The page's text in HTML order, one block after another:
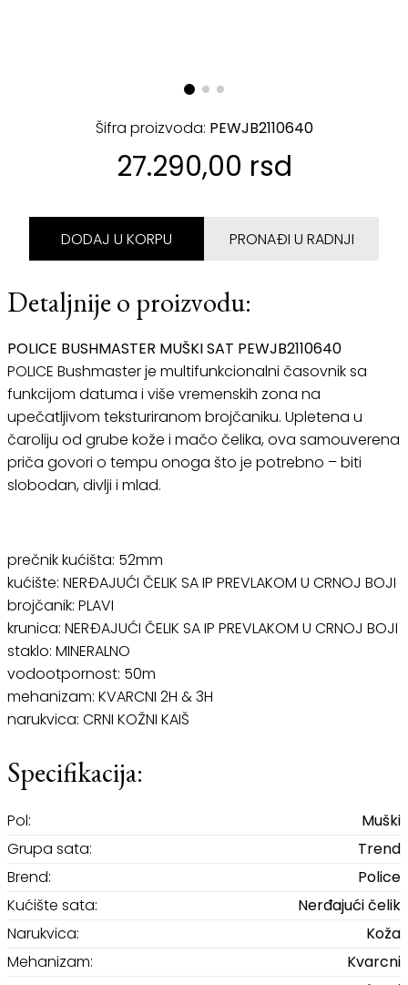
Šifra proizvoda: PEWJB2110640
27.290,00 rsd
DODAJ U KORPU PRONAĐI U RADNJI
Detaljnije o proizvodu:
POLICE BUSHMASTER MUŠKI SAT PEWJB2110640
POLICE Bushmaster je multifunkcionalni časovnik sa
funkcijom datuma i više vremenskih zona na
upečatljivom teksturiranom brojčaniku. Upletena u
čaroliju od grube kože i mačo čelika, ova samouverena
priča govori o tempu onoga što je potrebno – biti
slobodan, divlji i mlad.
prečnik kućišta: 52mm
kućište: NERĐAJUĆI ČELIK SA IP PREVLAKOM U CRNOJ BOJI
brojčanik: PLAVI
krunica: NERĐAJUĆI ČELIK SA IP PREVLAKOM U CRNOJ BOJI
staklo: MINERALNO
vodootpornost: 50m
mehanizam: KVARCNI 2H & 3H
narukvica: CRNI KOŽNI KAIŠ
Specifikacija:
Pol:
Muški
Grupa sata:
Trend
Brend:
Police
Kućište sata:
Nerđajući čelik
Narukvica:
Koža
Mehanizam:
Kvarcni